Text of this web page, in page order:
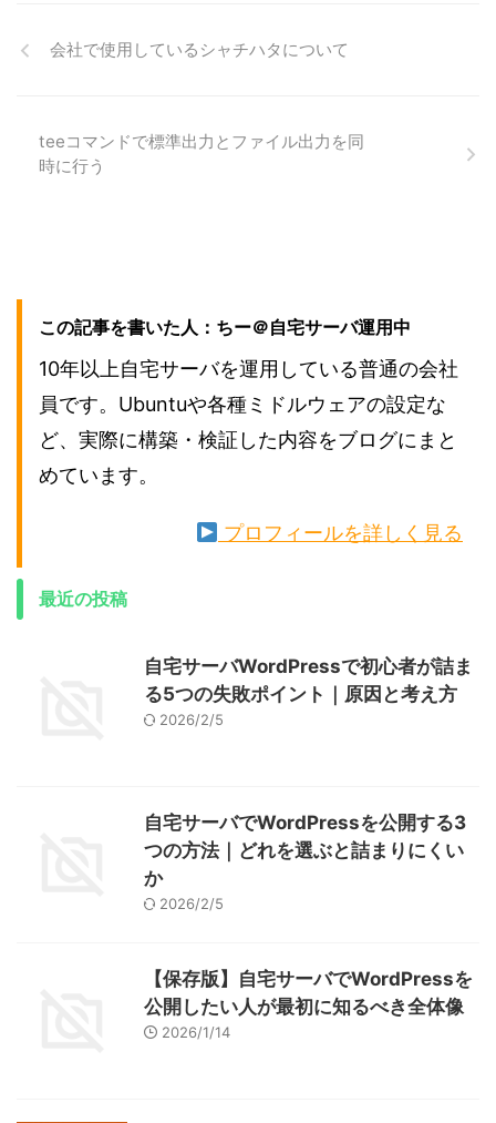
会社で使用しているシャチハタについて
teeコマンドで標準出力とファイル出力を同
時に行う
この記事を書いた人：ちー＠自宅サーバ運用中
10年以上自宅サーバを運用している普通の会社
員です。Ubuntuや各種ミドルウェアの設定な
ど、実際に構築・検証した内容をブログにまと
めています。
プロフィールを詳しく見る
最近の投稿
自宅サーバWordPressで初心者が詰ま
る5つの失敗ポイント｜原因と考え方
2026/2/5
自宅サーバでWordPressを公開する3
つの方法｜どれを選ぶと詰まりにくい
か
2026/2/5
【保存版】自宅サーバでWordPressを
公開したい人が最初に知るべき全体像
2026/1/14